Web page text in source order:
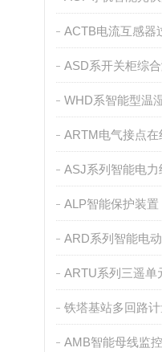
ACTB电流互感器
ASD系开关柜综
WHD系智能型温
ARTM电气接点在
ASJ系列智能电力
ALP智能保护装置
ARD系列智能电
ARTU系列三遥单
铁塔基站多回路
AMB智能母线监